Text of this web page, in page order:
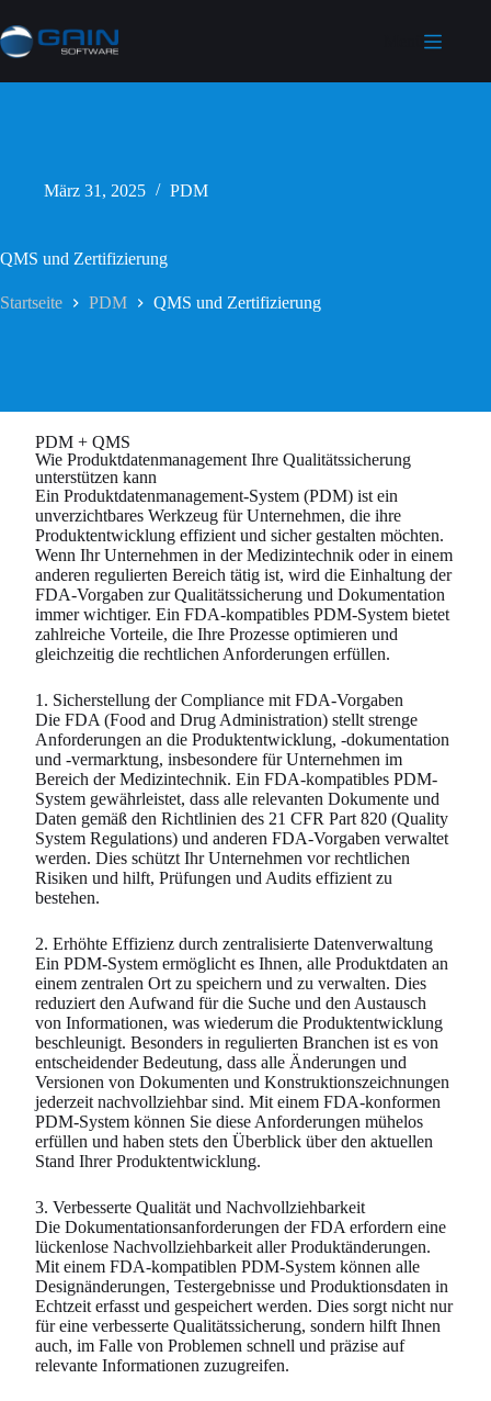
Menü
März 31, 2025 PDM
QMS und Zertifizierung
Startseite PDM QMS und Zertifizierung
PDM + QMS
Wie Produktdatenmanagement Ihre Qualitätssicherung
unterstützen kann
Ein Produktdatenmanagement-System (PDM) ist ein
unverzichtbares Werkzeug für Unternehmen, die ihre
Produktentwicklung effizient und sicher gestalten möchten.
Wenn Ihr Unternehmen in der Medizintechnik oder in einem
anderen regulierten Bereich tätig ist, wird die Einhaltung der
FDA-Vorgaben zur Qualitätssicherung und Dokumentation
immer wichtiger. Ein FDA-kompatibles PDM-System bietet
zahlreiche Vorteile, die Ihre Prozesse optimieren und
gleichzeitig die rechtlichen Anforderungen erfüllen.
1. Sicherstellung der Compliance mit FDA-Vorgaben
Die FDA (Food and Drug Administration) stellt strenge
Anforderungen an die Produktentwicklung, -dokumentation
und -vermarktung, insbesondere für Unternehmen im
Bereich der Medizintechnik. Ein FDA-kompatibles PDM-
System gewährleistet, dass alle relevanten Dokumente und
Daten gemäß den Richtlinien des 21 CFR Part 820 (Quality
System Regulations) und anderen FDA-Vorgaben verwaltet
werden. Dies schützt Ihr Unternehmen vor rechtlichen
Risiken und hilft, Prüfungen und Audits effizient zu
bestehen.
2. Erhöhte Effizienz durch zentralisierte Datenverwaltung
Ein PDM-System ermöglicht es Ihnen, alle Produktdaten an
einem zentralen Ort zu speichern und zu verwalten. Dies
reduziert den Aufwand für die Suche und den Austausch
von Informationen, was wiederum die Produktentwicklung
beschleunigt. Besonders in regulierten Branchen ist es von
entscheidender Bedeutung, dass alle Änderungen und
Versionen von Dokumenten und Konstruktionszeichnungen
jederzeit nachvollziehbar sind. Mit einem FDA-konformen
PDM-System können Sie diese Anforderungen mühelos
erfüllen und haben stets den Überblick über den aktuellen
Stand Ihrer Produktentwicklung.
3. Verbesserte Qualität und Nachvollziehbarkeit
Die Dokumentationsanforderungen der FDA erfordern eine
lückenlose Nachvollziehbarkeit aller Produktänderungen.
Mit einem FDA-kompatiblen PDM-System können alle
Designänderungen, Testergebnisse und Produktionsdaten in
Echtzeit erfasst und gespeichert werden. Dies sorgt nicht nur
für eine verbesserte Qualitätssicherung, sondern hilft Ihnen
auch, im Falle von Problemen schnell und präzise auf
relevante Informationen zuzugreifen.